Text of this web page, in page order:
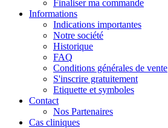
Finaliser ma commande
Informations
Indications importantes
Notre société
Historique
FAQ
Conditions générales de vente
S'inscrire gratuitement
Etiquette et symboles
Contact
Nos Partenaires
Cas cliniques